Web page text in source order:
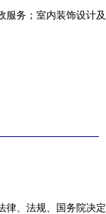
服务；室内装饰设计及
律、法规、国务院决定